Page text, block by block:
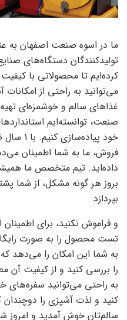
ما در اسوه صنعت اصفهان به
تولیدکنندگان دستگاه‌های
کرده‌ایم تا محصولاتی با
می‌توانید به راحتی از
غذاهای سالم و خوشمزه‌ای
صنعت، توانسته‌ایم
فروش، ما به شما اطمینان
داده‌اید. تیم متخصص ما
بروز هر گونه مشکل، از شما
بپردازد.
و فراموش نکنید، برای اطمینان
تست محصول را به صورت
به شما این امکان را می‌دهد
را بررسی کنید و از کیفیت آن
به راحتی می‌توانید سفره‌های
کنید و لذت آشپزی را
سالم‌تان خوش آمدید و امروز